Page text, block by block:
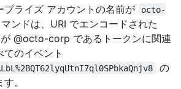
プライズ アカウントの名前が
octo-
マンドは、URI でエンコードされた
@octo-corp であるトークンに関連
のイベント
の
。